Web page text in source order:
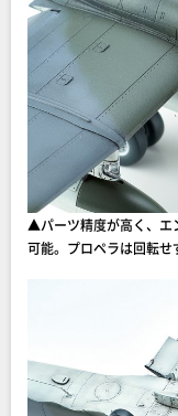
▲パーツ精度が高く、エ
可能。プロペラは回転せ